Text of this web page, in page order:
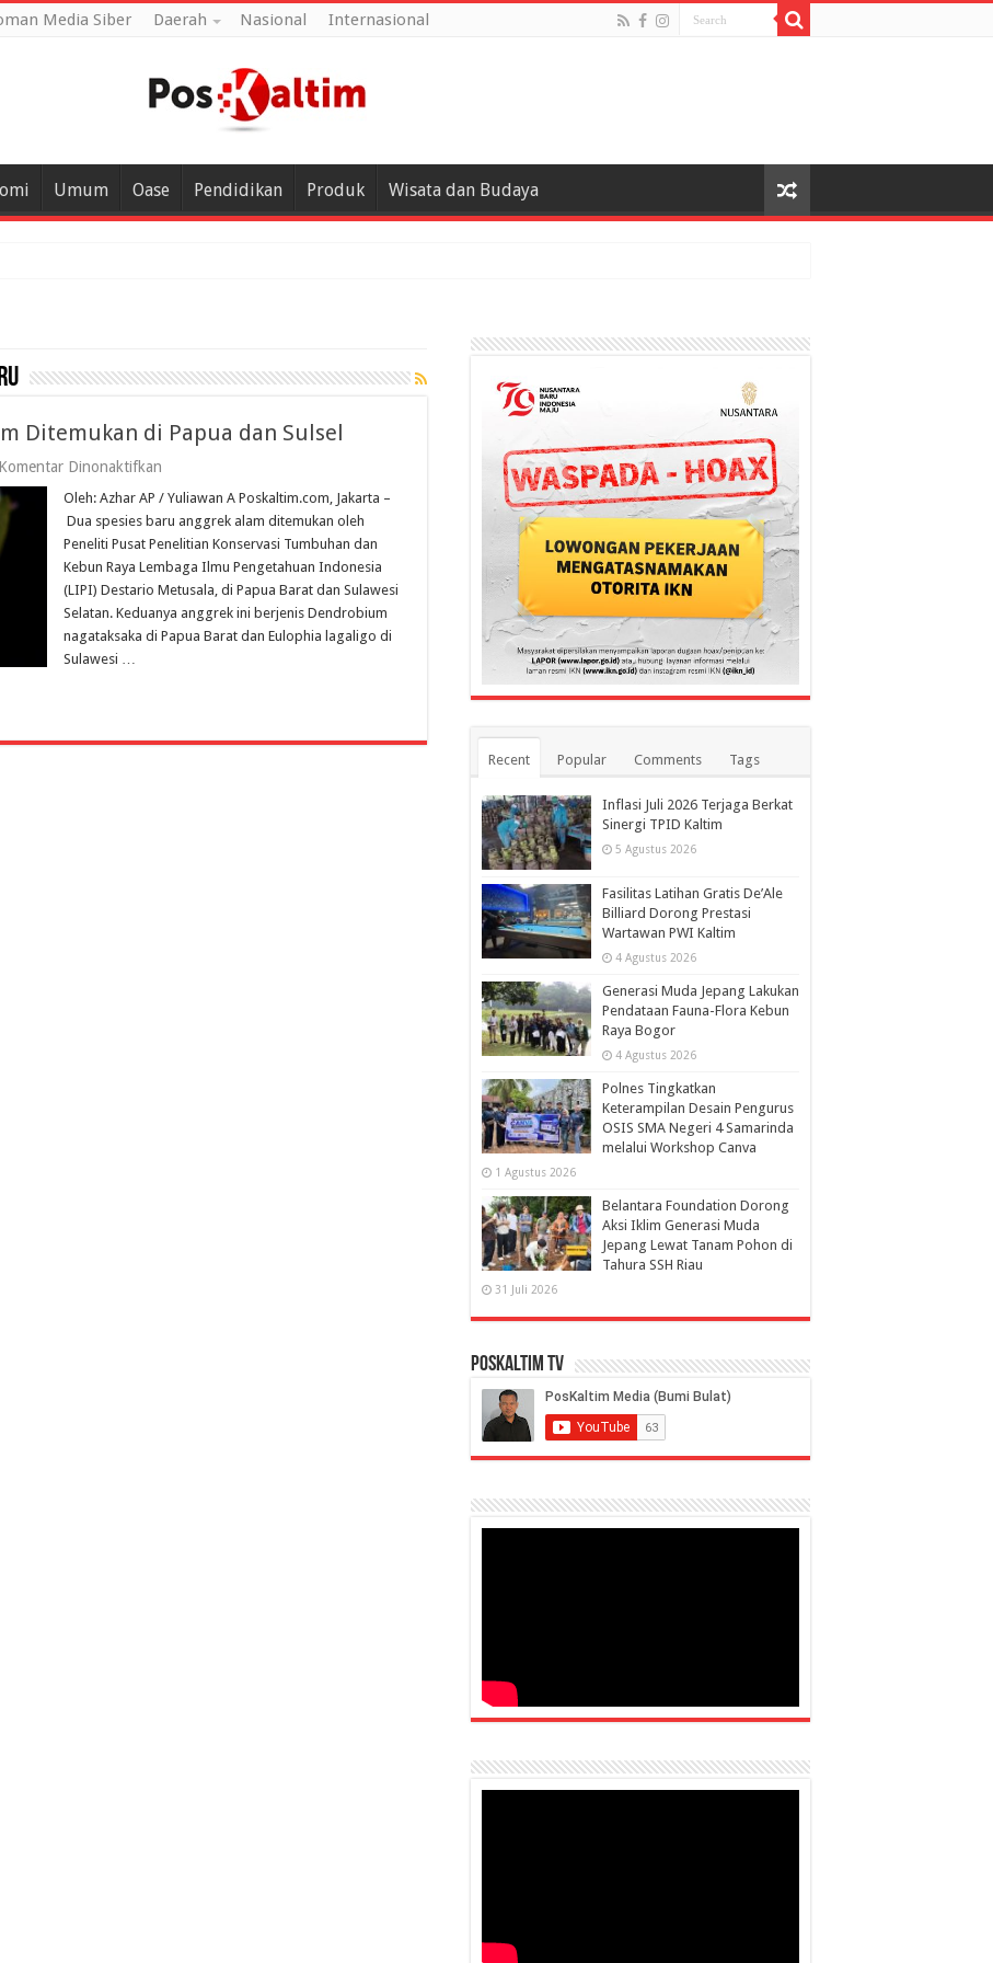
Media Siber Daerah Nasional Internasional
Umum Oase Pendidikan Produk Wisata dan Budaya
Ditemukan di Papua dan Sulsel
Komentar Dinonaktifkan
Jenis
Baru
Anggrek
Alam
Ditemukan
di
dan
Sulsel
Oleh: Azhar AP / Yuliawan A Poskaltim.com, Jakarta –
Dua spesies baru anggrek alam ditemukan oleh
Peneliti Pusat Penelitian Konservasi Tumbuhan dan
Kebun Raya Lembaga Ilmu Pengetahuan Indonesia
(LIPI) Destario Metusala, di Papua Barat dan Sulawesi
Selatan. Keduanya anggrek ini berjenis Dendrobium
nagataksaka di Papua Barat dan Eulophia lagaligo di
Sulawesi …
Recent Popular Comments Tags
Inflasi Juli 2026 Terjaga Berkat
Sinergi TPID Kaltim
5 Agustus 2026
Fasilitas Latihan Gratis De’Ale
Billiard Dorong Prestasi
Wartawan PWI Kaltim
4 Agustus 2026
Generasi Muda Jepang Lakukan
Pendataan Fauna-Flora Kebun
Raya Bogor
4 Agustus 2026
Polnes Tingkatkan
Keterampilan Desain Pengurus
OSIS SMA Negeri 4 Samarinda
melalui Workshop Canva
1 Agustus 2026
Belantara Foundation Dorong
Aksi Iklim Generasi Muda
Jepang Lewat Tanam Pohon di
Tahura SSH Riau
31 Juli 2026
PosKaltim TV